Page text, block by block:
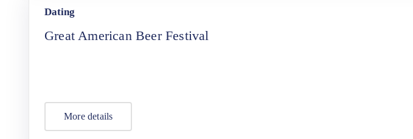
Dating
Great American Beer Festival
More details